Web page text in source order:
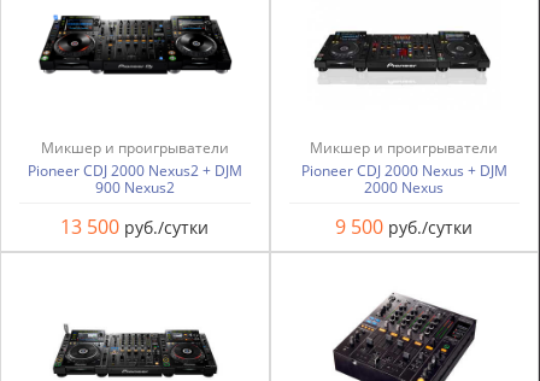
Микшер и проигрыватели
Pioneer CDJ 2000 Nexus2 + DJM
900 Nexus2
13 500 руб./сутки
Микшер и проигрыватели
Pioneer CDJ 2000 Nexus + DJM
2000 Nexus
9 500 руб./сутки